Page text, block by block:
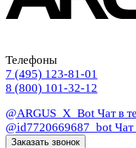
Телефоны
7 (495) 123-81-01
8 (800) 101-32-12
@ARGUS_X_Bot Чат в
@id7720669687_bot
Заказать звонок